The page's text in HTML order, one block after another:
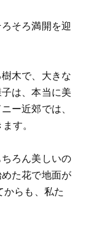
そろ満開を迎
木で、大きな
は、本当に美
ー近郊では、
す。
ろん美しいの
た花で地面が
らも、私た